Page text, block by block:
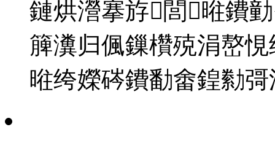
鏈烘瀯搴斿閭暀鐨
簲瀵归偑鏁欑殑涓嶅
暀绔嬫硶鐨勫畬鍠勬